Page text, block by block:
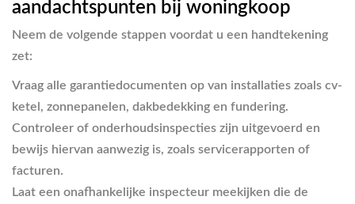
aandachtspunten bij woningkoop
Neem de volgende stappen voordat u een handtekening
zet:
Vraag alle garantiedocumenten op van installaties zoals cv-
ketel, zonnepanelen, dakbedekking en fundering.
Controleer of onderhoudsinspecties zijn uitgevoerd en
bewijs hiervan aanwezig is, zoals servicerapporten of
facturen.
Laat een onafhankelijke inspecteur meekijken die de